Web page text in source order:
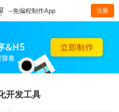
--免编程制作App 注册
开发工具